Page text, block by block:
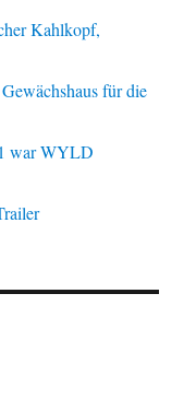
Kahlkopf,
für die
war WYLD